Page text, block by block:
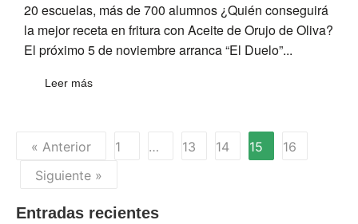
20 escuelas, más de 700 alumnos ¿Quién conseguirá
la mejor receta en fritura con Aceite de Orujo de Oliva?
El próximo 5 de noviembre arranca “El Duelo”...
Leer más
« Anterior 1 … 13 14 15
16
Siguiente »
Entradas recientes